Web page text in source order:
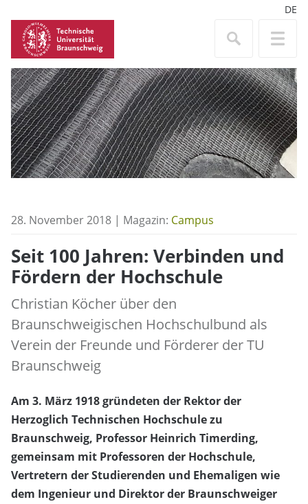
DE
28. November 2018 | Magazin: Campus
Seit 100 Jahren: Verbinden und
Fördern der Hochschule
Christian Köcher über den
Braunschweigischen Hochschulbund als
Verein der Freunde und Förderer der TU
Braunschweig
Am 3. März 1918 gründeten der Rektor der
Herzoglich Technischen Hochschule zu
Braunschweig, Professor Heinrich Timerding,
gemeinsam mit Professoren der Hochschule,
Vertretern der Studierenden und Ehemaligen wie
dem Ingenieur und Direktor der Braunschweiger